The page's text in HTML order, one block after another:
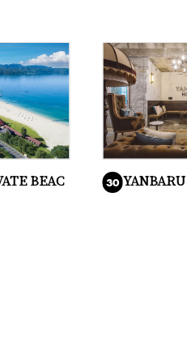
BEAC
30